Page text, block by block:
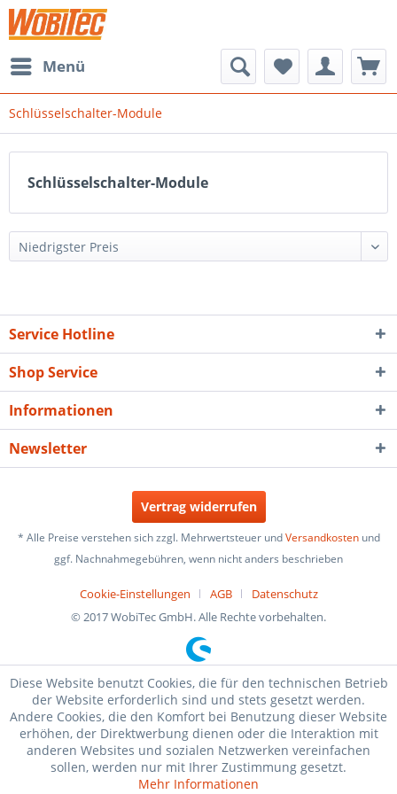
Menü
Schlüsselschalter-Module
Schlüsselschalter-Module
Service Hotline
Shop Service
Informationen
Newsletter
Vertrag widerrufen
* Alle Preise verstehen sich zzgl. Mehrwertsteuer undVersandkostenund
ggf. Nachnahmegebühren, wenn nicht anders beschrieben
Cookie-Einstellungen AGB
Datenschutz
© 2017 WobiTec GmbH. Alle Rechte vorbehalten.
Diese Website benutzt Cookies, die für den technischen Betrieb
der Website erforderlich sind und stets gesetzt werden.
Andere Cookies, die den Komfort bei Benutzung dieser Website
erhöhen, der Direktwerbung dienen oder die Interaktion mit
anderen Websites und sozialen Netzwerken vereinfachen
sollen, werden nur mit Ihrer Zustimmung gesetzt.
Mehr Informationen